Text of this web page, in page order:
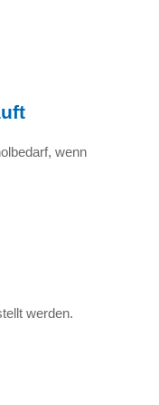
wenn
werden.